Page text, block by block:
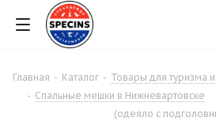
Главная - Каталог - Товары для туризма
- Спальные мешки в Нижневартовске
(одеяло с